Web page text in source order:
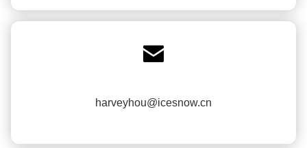

harveyhou@icesnow.cn